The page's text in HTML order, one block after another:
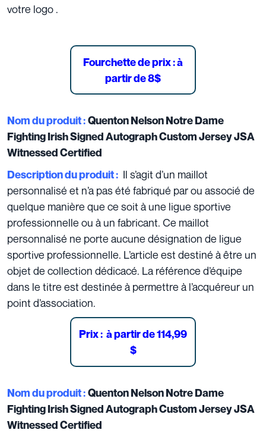
votre logo .
Fourchette de prix : à
partir de 8$
Nom du produit :Quenton Nelson Notre Dame
Fighting Irish Signed Autograph Custom Jersey JSA
Witnessed Certified
Description du produit : Il s’agit d’un maillot
personnalisé et n’a pas été fabriqué par ou associé de
quelque manière que ce soit à une ligue sportive
professionnelle ou à un fabricant. Ce maillot
personnalisé ne porte aucune désignation de ligue
sportive professionnelle. L’article est destiné à être un
objet de collection dédicacé. La référence d’équipe
dans le titre est destinée à permettre à l’acquéreur un
point d’association.
Prix : à partir de 114,99
$
Nom du produit :Quenton Nelson Notre Dame
Fighting Irish Signed Autograph Custom Jersey JSA
Witnessed Certified